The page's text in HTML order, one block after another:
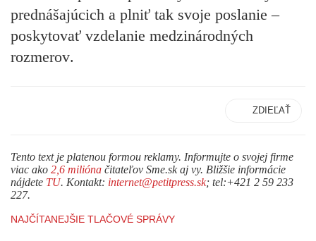
prednášajúcich a plniť tak svoje poslanie –
poskytovať vzdelanie medzinárodných
rozmerov.
ZDIEĽAŤ
Tento text je platenou formou reklamy. Informujte o svojej firme
viac ako 2,6 milióna čitateľov Sme.sk aj vy. Bližšie informácie
nájdete TU. Kontakt: internet@petitpress.sk; tel:+421 2 59 233
227.
NAJČÍTANEJŠIE TLAČOVÉ SPRÁVY